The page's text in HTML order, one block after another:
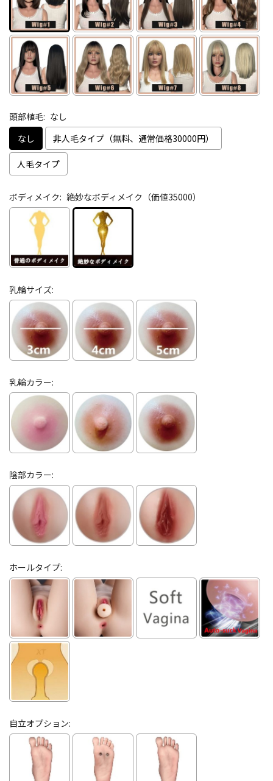
頭部植毛: なし
なし
非人毛タイプ（無料、通常価格30000円）
人毛タイプ
ボディメイク: 絶妙なボディメイク（価値35000）
乳輪サイズ:
乳輪カラー:
陰部カラー:
ホールタイプ:
自立オプション: